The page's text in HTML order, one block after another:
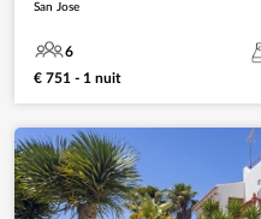
San Jose
6
€ 751 - 1 nuit